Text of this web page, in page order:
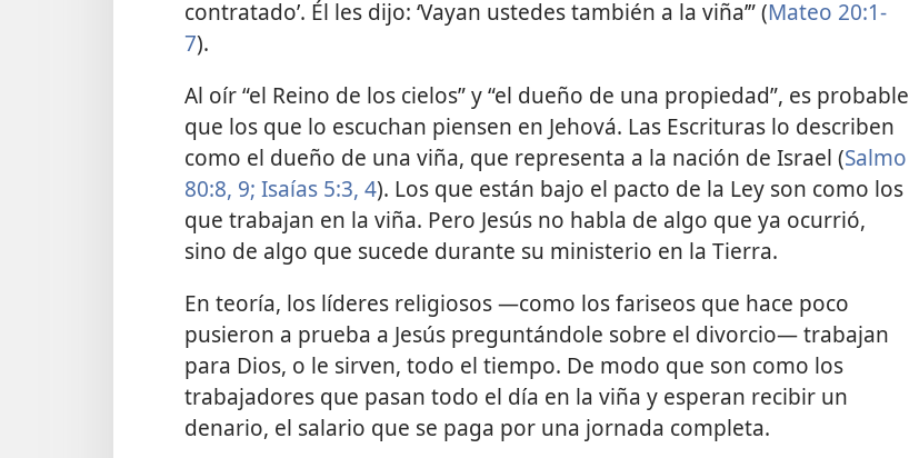
contratado’. Él les dijo: ‘Vayan ustedes también a la viña’” (Mateo 20:1-
7).
Al oír “el Reino de los cielos” y “el dueño de una propiedad”, es probable
que los que lo escuchan piensen en Jehová. Las Escrituras lo describen
como el dueño de una viña, que representa a la nación de Israel (Salmo
80:8, 9; Isaías 5:3, 4). Los que están bajo el pacto de la Ley son como los
que trabajan en la viña. Pero Jesús no habla de algo que ya ocurrió,
sino de algo que sucede durante su ministerio en la Tierra.
En teoría, los líderes religiosos —como los fariseos que hace poco
pusieron a prueba a Jesús preguntándole sobre el divorcio— trabajan
para Dios, o le sirven, todo el tiempo. De modo que son como los
trabajadores que pasan todo el día en la viña y esperan recibir un
denario, el salario que se paga por una jornada completa.